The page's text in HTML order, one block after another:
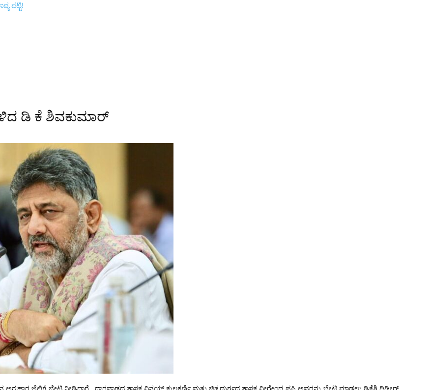
ಪಟ್ಟಿ!
ಡಿ ಕೆ ಶಿವಕುಮಾರ್​​
ಅಗ್ರಹಾರ ಜೈಲಿಗೆ ಭೇಟಿ ನೀಡಿದ್ದಾರೆ.. ಧಾರವಾಡದ ಶಾಸಕ ವಿನಯ್‌ ಕುಲಕರ್ಣಿ ಮತ್ತು ಚಿತ್ರದುರ್ಗದ ಶಾಸಕ ವೀರೇಂದ್ರ ಪಪ್ಪಿ ಅವರನ್ನು ಭೇಟಿ ಮಾಡಲು ಡಿಕೆಶಿ ದಿಢೀರ್‌